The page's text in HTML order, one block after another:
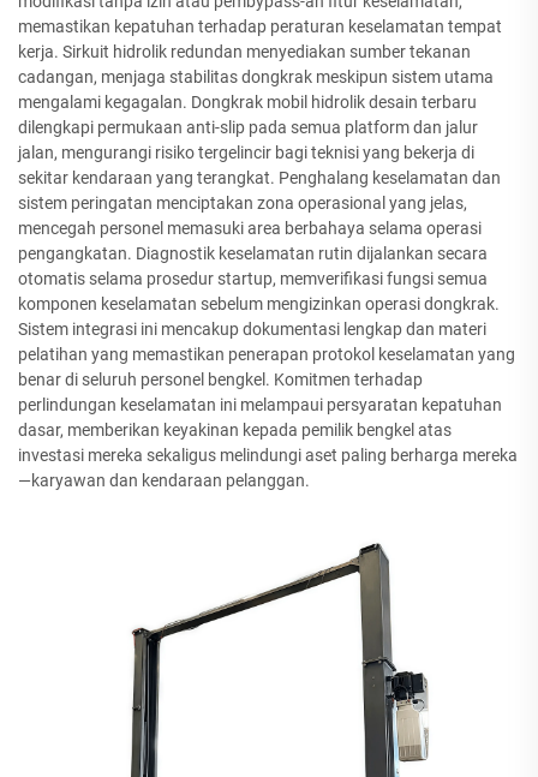
memastikan kepatuhan terhadap peraturan keselamatan tempat
kerja. Sirkuit hidrolik redundan menyediakan sumber tekanan
cadangan, menjaga stabilitas dongkrak meskipun sistem utama
mengalami kegagalan. Dongkrak mobil hidrolik desain terbaru
dilengkapi permukaan anti-slip pada semua platform dan jalur
jalan, mengurangi risiko tergelincir bagi teknisi yang bekerja di
sekitar kendaraan yang terangkat. Penghalang keselamatan dan
sistem peringatan menciptakan zona operasional yang jelas,
mencegah personel memasuki area berbahaya selama operasi
pengangkatan. Diagnostik keselamatan rutin dijalankan secara
otomatis selama prosedur startup, memverifikasi fungsi semua
komponen keselamatan sebelum mengizinkan operasi dongkrak.
Sistem integrasi ini mencakup dokumentasi lengkap dan materi
pelatihan yang memastikan penerapan protokol keselamatan yang
benar di seluruh personel bengkel. Komitmen terhadap
perlindungan keselamatan ini melampaui persyaratan kepatuhan
dasar, memberikan keyakinan kepada pemilik bengkel atas
investasi mereka sekaligus melindungi aset paling berharga mereka
—karyawan dan kendaraan pelanggan.